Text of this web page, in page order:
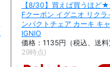
【8/30】買えば買うほど
Fクーポン イグニオ リク
ンパクトチェア カーキ キ
IGNIO
価格：1135円（税込、送
29時点)